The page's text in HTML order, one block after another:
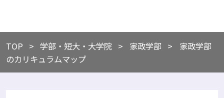
TOP ​学部・短大・大学院 ​家政学部
家政学部
のカリキュラムマップ